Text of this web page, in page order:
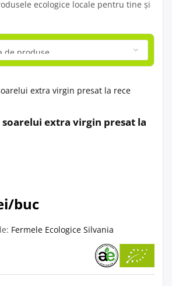
ecologice locale pentru tine și
extra virgin presat la
buc
Fermele Ecologice Silvania